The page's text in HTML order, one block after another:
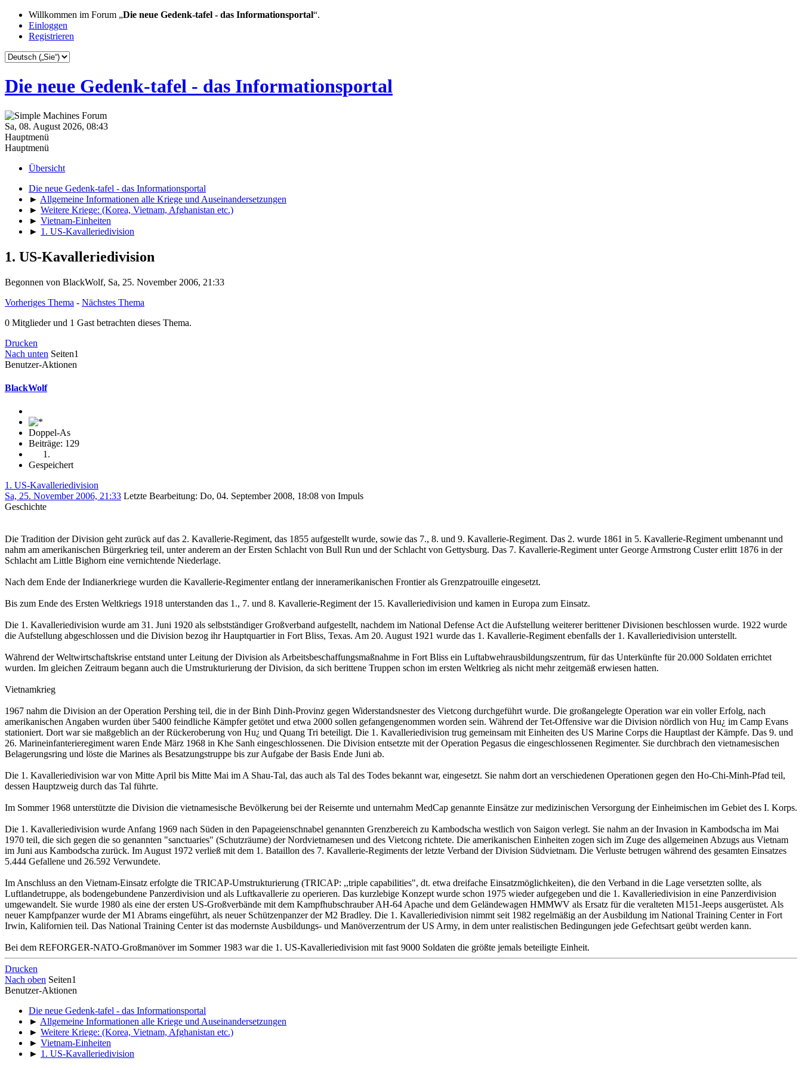
Willkommen im Forum „Die neue Gedenk-tafel - das Informationsportal“.
Einloggen
Registrieren
Die neue Gedenk-tafel - das Informationsportal
Sa, 08. August 2026, 08:43
Hauptmenü
Hauptmenü
Übersicht
Die neue Gedenk-tafel - das Informationsportal
► Allgemeine Informationen alle Kriege und Auseinandersetzungen
► Weitere Kriege: (Korea, Vietnam, Afghanistan etc.)
► Vietnam-Einheiten
► 1. US-Kavalleriedivision
1. US-Kavalleriedivision
Begonnen von BlackWolf, Sa, 25. November 2006, 21:33
Vorheriges Thema - Nächstes Thema
0 Mitglieder und 1 Gast betrachten dieses Thema.
Drucken
Nach unten Seiten1
Benutzer-Aktionen
BlackWolf
Doppel-As
Beiträge: 129
Gespeichert
1. US-Kavalleriedivision
Sa, 25. November 2006, 21:33 Letzte Bearbeitung: Do, 04. September 2008, 18:08 von Impuls
Geschichte
Die Tradition der Division geht zurück auf das 2. Kavallerie-Regiment, das 1855 aufgestellt wurde, sowie das 7., 8. und 9. Kavallerie-Regiment. Das 2. wurde 1861 in 5. Kavallerie-Regiment umbenannt und
nahm am amerikanischen Bürgerkrieg teil, unter anderem an der Ersten Schlacht von Bull Run und der Schlacht von Gettysburg. Das 7. Kavallerie-Regiment unter George Armstrong Custer erlitt 1876 in der
Schlacht am Little Bighorn eine vernichtende Niederlage.
Nach dem Ende der Indianerkriege wurden die Kavallerie-Regimenter entlang der inneramerikanischen Frontier als Grenzpatrouille eingesetzt.
Bis zum Ende des Ersten Weltkriegs 1918 unterstanden das 1., 7. und 8. Kavallerie-Regiment der 15. Kavalleriedivision und kamen in Europa zum Einsatz.
Die 1. Kavalleriedivision wurde am 31. Juni 1920 als selbstständiger Großverband aufgestellt, nachdem im National Defense Act die Aufstellung weiterer berittener Divisionen beschlossen wurde. 1922 wurde
die Aufstellung abgeschlossen und die Division bezog ihr Hauptquartier in Fort Bliss, Texas. Am 20. August 1921 wurde das 1. Kavallerie-Regiment ebenfalls der 1. Kavalleriedivision unterstellt.
Während der Weltwirtschaftskrise entstand unter Leitung der Division als Arbeitsbeschaffungsmaßnahme in Fort Bliss ein Luftabwehrausbildungszentrum, für das Unterkünfte für 20.000 Soldaten errichtet
wurden. Im gleichen Zeitraum begann auch die Umstrukturierung der Division, da sich berittene Truppen schon im ersten Weltkrieg als nicht mehr zeitgemäß erwiesen hatten.
Vietnamkrieg
1967 nahm die Division an der Operation Pershing teil, die in der Binh Dinh-Provinz gegen Widerstandsnester des Vietcong durchgeführt wurde. Die großangelegte Operation war ein voller Erfolg, nach
amerikanischen Angaben wurden über 5400 feindliche Kämpfer getötet und etwa 2000 sollen gefangengenommen worden sein. Während der Tet-Offensive war die Division nördlich von Hu¿ im Camp Evans
stationiert. Dort war sie maßgeblich an der Rückeroberung von Hu¿ und Quang Tri beteiligt. Die 1. Kavalleriedivision trug gemeinsam mit Einheiten des US Marine Corps die Hauptlast der Kämpfe. Das 9. und
26. Marineinfanterieregiment waren Ende März 1968 in Khe Sanh eingeschlossenen. Die Division entsetzte mit der Operation Pegasus die eingeschlossenen Regimenter. Sie durchbrach den vietnamesischen
Belagerungsring und löste die Marines als Besatzungstruppe bis zur Aufgabe der Basis Ende Juni ab.
Die 1. Kavalleriedivision war von Mitte April bis Mitte Mai im A Shau-Tal, das auch als Tal des Todes bekannt war, eingesetzt. Sie nahm dort an verschiedenen Operationen gegen den Ho-Chi-Minh-Pfad teil,
dessen Hauptzweig durch das Tal führte.
Im Sommer 1968 unterstützte die Division die vietnamesische Bevölkerung bei der Reisernte und unternahm MedCap genannte Einsätze zur medizinischen Versorgung der Einheimischen im Gebiet des I. Korps.
Die 1. Kavalleriedivision wurde Anfang 1969 nach Süden in den Papageienschnabel genannten Grenzbereich zu Kambodscha westlich von Saigon verlegt. Sie nahm an der Invasion in Kambodscha im Mai
1970 teil, die sich gegen die so genannten "sanctuaries" (Schutzräume) der Nordvietnamesen und des Vietcong richtete. Die amerikanischen Einheiten zogen sich im Zuge des allgemeinen Abzugs aus Vietnam
im Juni aus Kambodscha zurück. Im August 1972 verließ mit dem 1. Bataillon des 7. Kavallerie-Regiments der letzte Verband der Division Südvietnam. Die Verluste betrugen während des gesamten Einsatzes
5.444 Gefallene und 26.592 Verwundete.
Im Anschluss an den Vietnam-Einsatz erfolgte die TRICAP-Umstrukturierung (TRICAP: ,,triple capabilities", dt. etwa dreifache Einsatzmöglichkeiten), die den Verband in die Lage versetzten sollte, als
Luftlandetruppe, als bodengebundene Panzerdivision und als Luftkavallerie zu operieren. Das kurzlebige Konzept wurde schon 1975 wieder aufgegeben und die 1. Kavalleriedivision in eine Panzerdivision
umgewandelt. Sie wurde 1980 als eine der ersten US-Großverbände mit dem Kampfhubschrauber AH-64 Apache und dem Geländewagen HMMWV als Ersatz für die veralteten M151-Jeeps ausgerüstet. Als
neuer Kampfpanzer wurde der M1 Abrams eingeführt, als neuer Schützenpanzer der M2 Bradley. Die 1. Kavalleriedivision nimmt seit 1982 regelmäßig an der Ausbildung im National Training Center in Fort
Irwin, Kalifornien teil. Das National Training Center ist das modernste Ausbildungs- und Manöverzentrum der US Army, in dem unter realistischen Bedingungen jede Gefechtsart geübt werden kann.
Bei dem REFORGER-NATO-Großmanöver im Sommer 1983 war die 1. US-Kavalleriedivision mit fast 9000 Soldaten die größte jemals beteiligte Einheit.
Drucken
Nach oben Seiten1
Benutzer-Aktionen
Die neue Gedenk-tafel - das Informationsportal
► Allgemeine Informationen alle Kriege und Auseinandersetzungen
► Weitere Kriege: (Korea, Vietnam, Afghanistan etc.)
► Vietnam-Einheiten
► 1. US-Kavalleriedivision